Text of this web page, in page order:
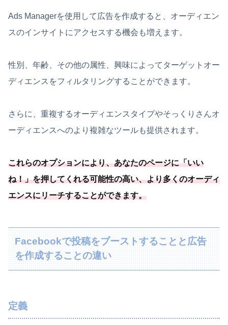
Ads Managerを使用して広告を作成すると、オーディエン
スのインサイトにアクセスする機会も増えます。
性別、年齢、その他の属性、興味によってターゲットオー
ディエンスをフィルタリングすることができます。
さらに、重複するオーディエンスタイプやそっくりさんオ
ーディエンスへのより複雑なツールも提供されます。
これらのオプションにより、あなたのページに「いい
ね！」を押してくれる可能性の高い、より多くのオーディ
エンスにリーチすることができます。
Facebookで投稿をブーストすることと広告
を作成することの違い
定義